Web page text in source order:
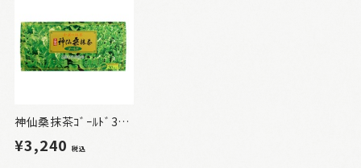
神仙桑抹茶ｺﾞｰﾙﾄﾞ30 1箱
¥3,240税込